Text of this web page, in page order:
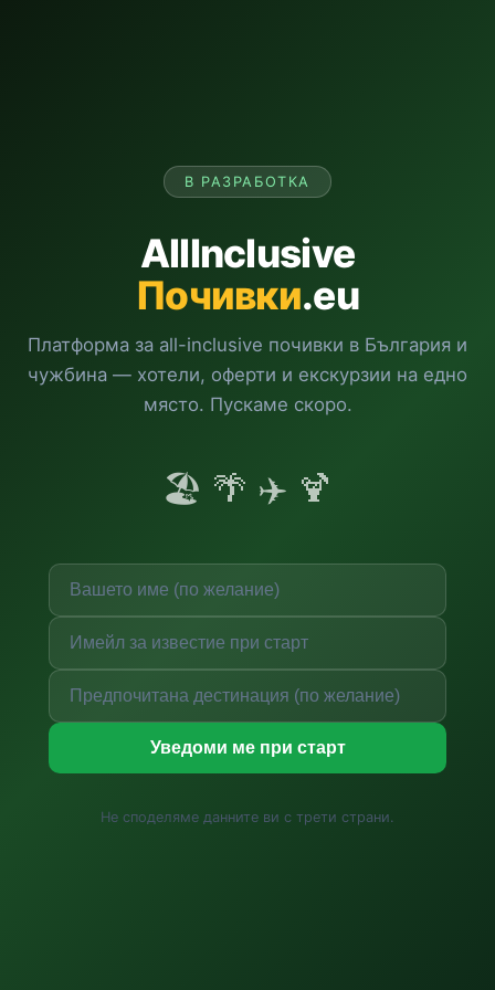
В РАЗРАБОТКА
AllInclusive
Почивки.eu
Платформа за all-inclusive почивки в България и
чужбина — хотели, оферти и екскурзии на едно
място. Пускаме скоро.
🏖️ 🌴 ✈️ 🍹
Уведоми ме при старт
Не споделяме данните ви с трети страни.